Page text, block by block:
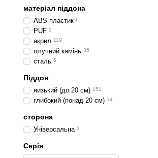
матеріал піддона
АBS пластик 6
PUF 2
акрил 119
штучний камінь 35
сталь 5
Піддон
низький (до 20 см) 151
глибокий (понад 20 см) 14
сторона
Універсальна 1
Серія